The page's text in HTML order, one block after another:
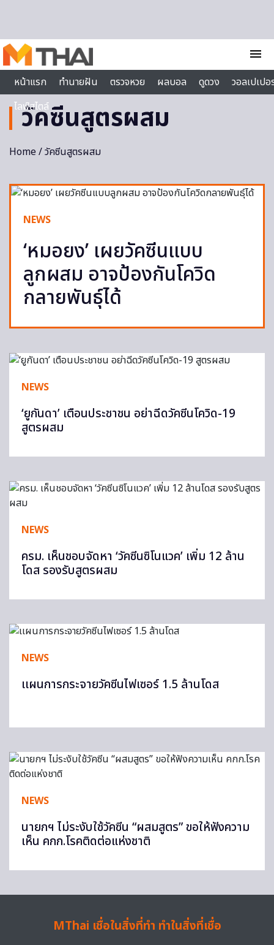
menu
หน้าแรก
ทำนายฝัน ตรวจหวย ผลบอล ดูดวง
วอลเปเป
ไลฟ์สไตล์
วัคซีนสูตรผสม
Home/ วัคซีนสูตรผสม
NEWS
‘หมอยง’ เผยวัคซีนแบบ
ลูกผสม อาจป้องกันโควิด
กลายพันธุ์ได้
NEWS
‘ยูกันดา’ เตือนประชาชน อย่าฉีดวัคซีนโควิด-19
สูตรผสม
NEWS
ครม. เห็นชอบจัดหา ‘วัคซีนซิโนแวค’ เพิ่ม 12 ล้าน
โดส รองรับสูตรผสม
NEWS
เเผนการกระจายวัคซีนไฟเซอร์ 1.5 ล้านโดส
NEWS
นายกฯ ไม่ระงับใช้วัคซีน “ผสมสูตร” ขอให้ฟังความ
เห็น คกก.โรคติดต่อแห่งชาติ
MThai เชื่อในสิ่งที่ทำ ทำในสิ่งที่เชื่อ